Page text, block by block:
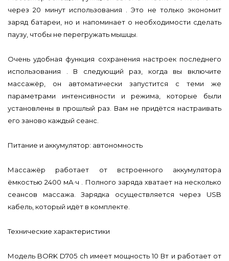
через 20 минут использования . Это не только экономит
заряд батареи, но и напоминает о необходимости сделать
паузу, чтобы не перегружать мышцы.
Очень удобная функция сохранения настроек последнего
использования . В следующий раз, когда вы включите
массажёр, он автоматически запустится с теми же
параметрами интенсивности и режима, которые были
установлены в прошлый раз. Вам не придётся настраивать
его заново каждый сеанс.
Питание и аккумулятор: автономность
Массажёр работает от встроенного аккумулятора
ёмкостью 2400 мА·ч . Полного заряда хватает на несколько
сеансов массажа. Зарядка осуществляется через USB
кабель, который идёт в комплекте.
Технические характеристики
Модель BORK D705 ch имеет мощность 10 Вт и работает от